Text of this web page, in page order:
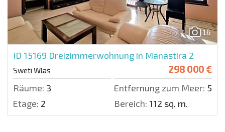
16
ID 15169 Dreizimmerwohnung in Manastira 2
Sweti Wlas 298 000 €
Räume: 3 Entfernung zum Meer: 50
Etage: 2 Bereich: 112 sq. m.